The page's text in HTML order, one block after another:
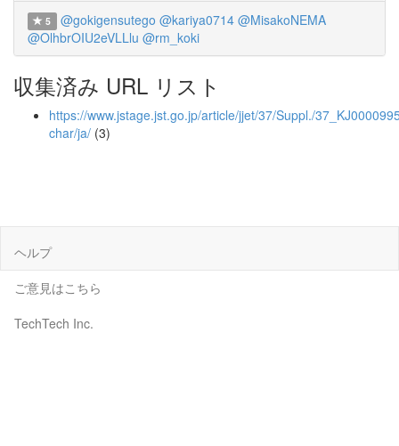
5 @gokigensutego @kariya0714 @MisakoNEMA
@OlhbrOIU2eVLLlu @rm_koki
収集済み URL リスト
https://www.jstage.jst.go.jp/article/jjet/37/Suppl./
char/ja/ (3)
ヘルプ
ご意見はこちら
TechTech Inc.